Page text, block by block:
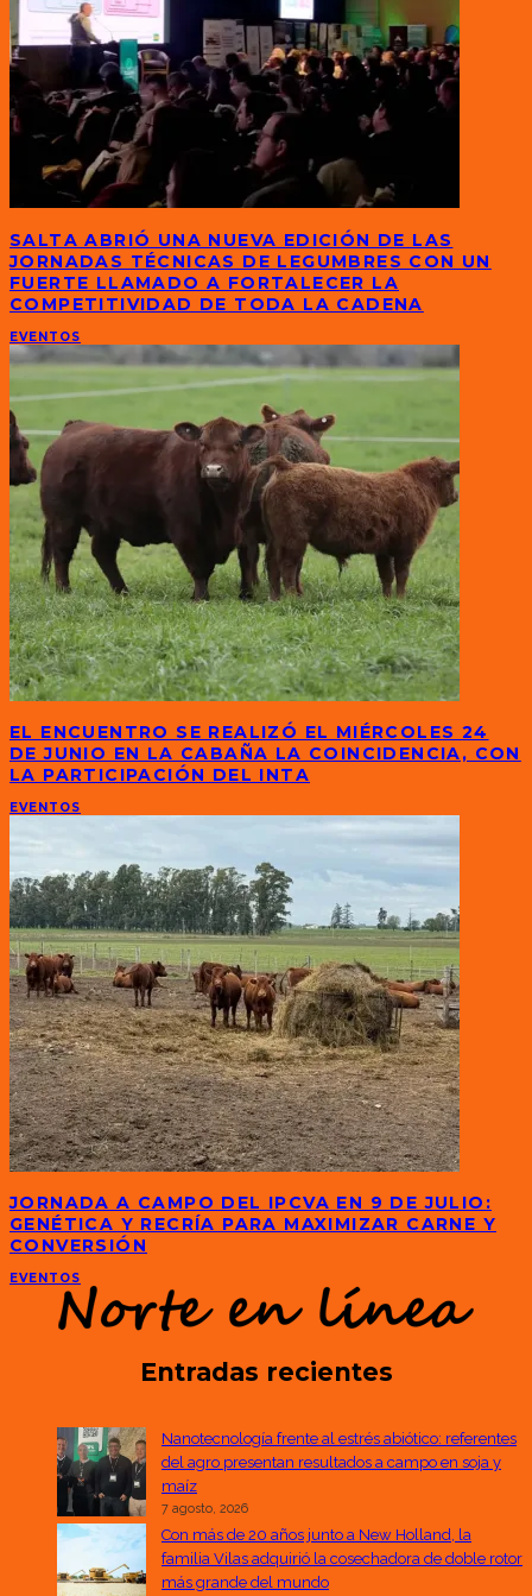
SALTA ABRIÓ UNA NUEVA EDICIÓN DE LAS
JORNADAS TÉCNICAS DE LEGUMBRES CON UN
FUERTE LLAMADO A FORTALECER LA
COMPETITIVIDAD DE TODA LA CADENA
EVENTOS
EL ENCUENTRO SE REALIZÓ EL MIÉRCOLES 24
DE JUNIO EN LA CABAÑA LA COINCIDENCIA, CON
LA PARTICIPACIÓN DEL INTA
EVENTOS
JORNADA A CAMPO DEL IPCVA EN 9 DE JULIO:
GENÉTICA Y RECRÍA PARA MAXIMIZAR CARNE Y
CONVERSIÓN
EVENTOS
Entradas recientes
Nanotecnología frente al estrés abiótico: referentes
del agro presentan resultados a campo en soja y
maíz
7 agosto, 2026
Con más de 20 años junto a New Holland, la
familia Vilas adquirió la cosechadora de doble rotor
más grande del mundo